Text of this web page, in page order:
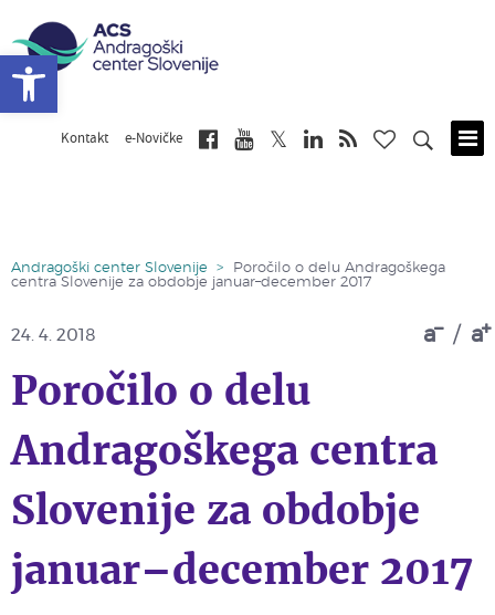
Kontakt e-Novičke
Andragoški center Slovenije >
Poročilo o delu Andragoškega
centra Slovenije za obdobje januar–december 2017
a / a
24. 4. 2018
Poročilo o delu
Andragoškega centra
Slovenije za obdobje
januar–december 2017
Open toolbar